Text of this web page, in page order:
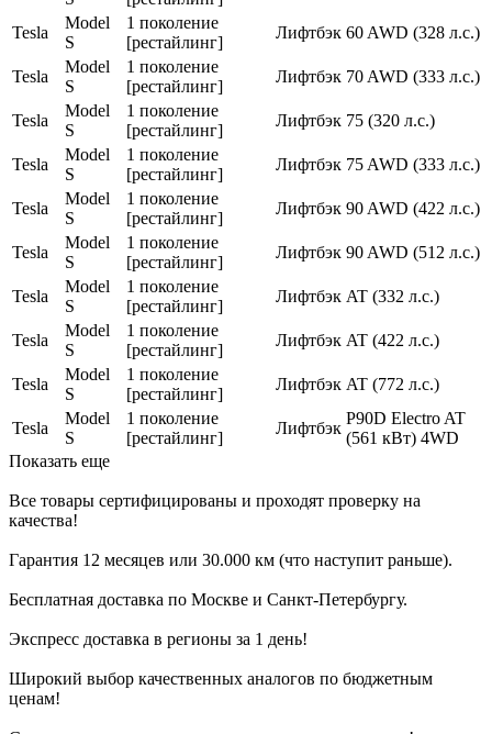
Tesla
Model
S
1 поколение
[рестайлинг]
Лифтбэк 60 AWD (328 л.с.)
Tesla
Model
S
1 поколение
[рестайлинг]
Лифтбэк 70 AWD (333 л.с.)
Tesla
Model
S
1 поколение
[рестайлинг]
Лифтбэк 75 (320 л.с.)
Tesla
Model
S
1 поколение
[рестайлинг]
Лифтбэк 75 AWD (333 л.с.)
Tesla
Model
S
1 поколение
[рестайлинг]
Лифтбэк 90 AWD (422 л.с.)
Tesla
Model
S
1 поколение
[рестайлинг]
Лифтбэк 90 AWD (512 л.с.)
Tesla
Model
S
1 поколение
[рестайлинг]
Лифтбэк AT (332 л.с.)
Tesla
Model
S
1 поколение
[рестайлинг]
Лифтбэк AT (422 л.с.)
Tesla
Model
S
1 поколение
[рестайлинг]
Лифтбэк AT (772 л.с.)
Tesla
Model
S
1 поколение
[рестайлинг]
Лифтбэк
P90D Electro AT
(561 кВт) 4WD
Показать еще
Все товары сертифицированы и проходят проверку на
качества!
Гарантия 12 месяцев или 30.000 км (что наступит раньше).
Бесплатная доставка по Москве и Санкт-Петербургу.
Экспресс доставка в регионы за 1 день!
Широкий выбор качественных аналогов по бюджетным
ценам!